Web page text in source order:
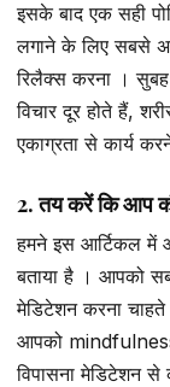
इसके बाद एक सही
लगाने के लिए सबसे
रिलैक्स करना । सुबह
विचार दूर होते हैं,
एकाग्रता से कार्य
2. तय करें कि आप
हमने इस आर्टिकल में
बताया है । आपको
मेडिटेशन करना
आपको
विपासना मेडिटेशन से